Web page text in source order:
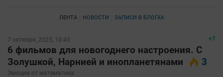
ЛЕНТА НОВОСТИ ЗАПИСИ В БЛОГАХ
+7
7 октября, 2025, 10:45
6 фильмов для новогоднего настроения. С
Золушкой, Нарнией и инопланетянами
3
Эмоции от математика